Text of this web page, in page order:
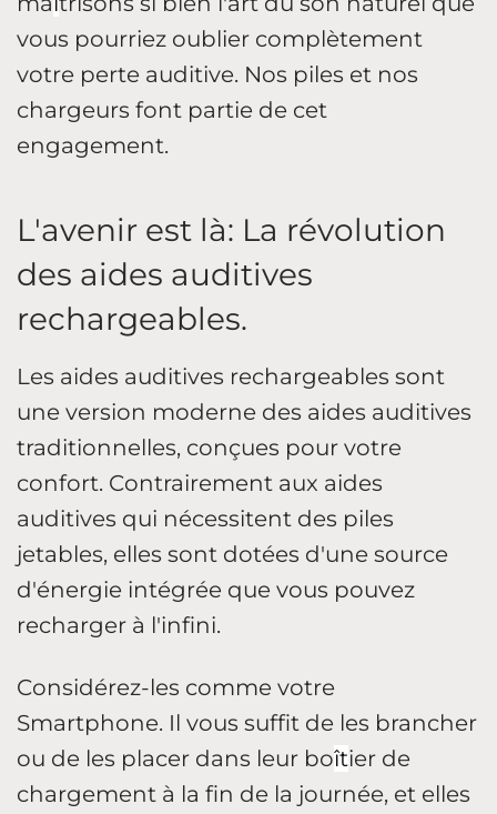
vous pourriez oublier complètement
votre perte auditive. Nos piles et nos
chargeurs font partie de cet
engagement.
L'avenir est là: La révolution
des aides auditives
rechargeables.
Les aides auditives rechargeables sont
une version moderne des aides auditives
traditionnelles, conçues pour votre
confort. Contrairement aux aides
auditives qui nécessitent des piles
jetables, elles sont dotées d'une source
d'énergie intégrée que vous pouvez
recharger à l'infini.
Considérez-les comme votre
Smartphone. Il vous suffit de les brancher
ou de les placer dans leur boîtier de
chargement à la fin de la journée, et elles